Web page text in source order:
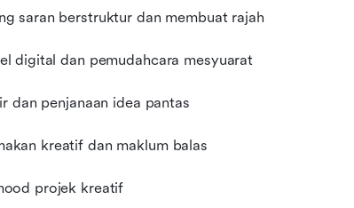
saran berstruktur dan membuat rajah
digital dan pemudahcara mesyuarat
dan penjanaan idea pantas
kreatif dan maklum balas
projek kreatif